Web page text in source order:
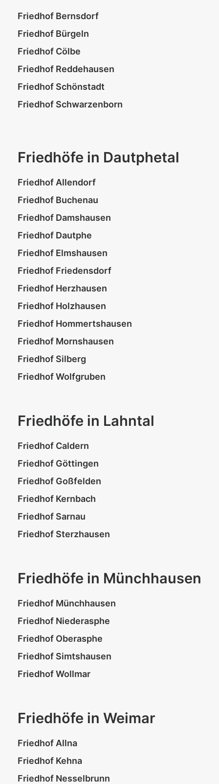
Friedhof Bernsdorf
Friedhof Bürgeln
Friedhof Cölbe
Friedhof Reddehausen
Friedhof Schönstadt
Friedhof Schwarzenborn
Friedhöfe in Dautphetal
Friedhof Allendorf
Friedhof Buchenau
Friedhof Damshausen
Friedhof Dautphe
Friedhof Elmshausen
Friedhof Friedensdorf
Friedhof Herzhausen
Friedhof Holzhausen
Friedhof Hommertshausen
Friedhof Mornshausen
Friedhof Silberg
Friedhof Wolfgruben
Friedhöfe in Lahntal
Friedhof Caldern
Friedhof Göttingen
Friedhof Goßfelden
Friedhof Kernbach
Friedhof Sarnau
Friedhof Sterzhausen
Friedhöfe in Münchhausen
Friedhof Münchhausen
Friedhof Niederasphe
Friedhof Oberasphe
Friedhof Simtshausen
Friedhof Wollmar
Friedhöfe in Weimar
Friedhof Allna
Friedhof Kehna
Friedhof Nesselbrunn